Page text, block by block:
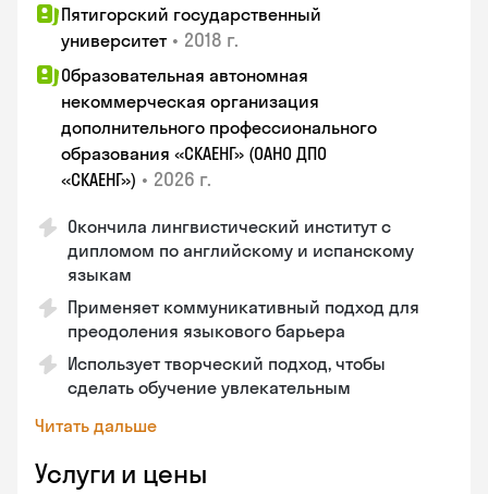
Пятигорский государственный
университет • 2018 г.
Образовательная автономная
некоммерческая организация
дополнительного профессионального
образования «СКАЕНГ» (ОАНО ДПО
«СКАЕНГ») • 2026 г.
Окончила лингвистический институт с
дипломом по английскому и испанскому
языкам
Применяет коммуникативный подход для
преодоления языкового барьера
Использует творческий подход, чтобы
сделать обучение увлекательным
Читать дальше
Услуги и цены